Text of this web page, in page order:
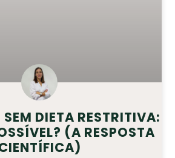
SEM DIETA RESTRITIVA:
(A RESPOSTA